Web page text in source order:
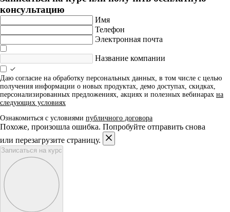
консультацию
Имя
Телефон
Электронная почта
Название компании
Даю согласие на обработку персональных данных, в том числе с целью
получения информации о новых продуктах, демо доступах, скидках,
персонализированных предложениях, акциях и полезных вебинарах на
следующих условиях
Ознакомиться с условиями публичного договора
Похоже, произошла ошибка. Попробуйте отправить снова
или перезагрузите страницу.
Записаться на курс